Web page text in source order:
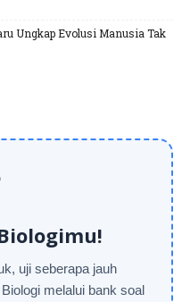
Ungkap Evolusi Manusia Tak
uji seberapa jauh
melalui bank soal